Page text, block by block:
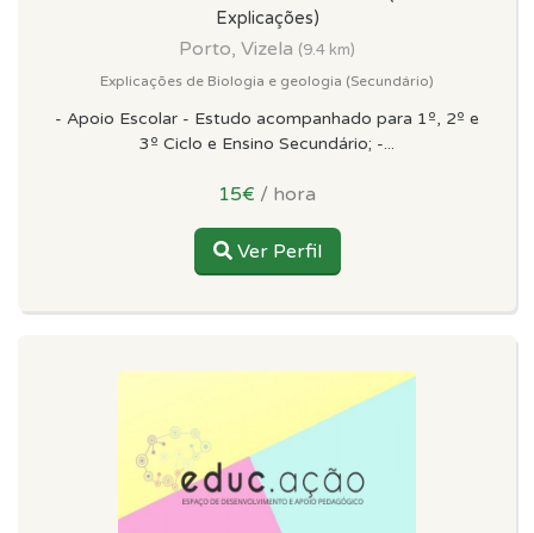
Explicações)
Porto, Vizela (9.4 km)
Explicações de Biologia e geologia (Secundário)
- Apoio Escolar - Estudo acompanhado para 1º, 2º e
3º Ciclo e Ensino Secundário; -...
15€ / hora
Ver Perfil